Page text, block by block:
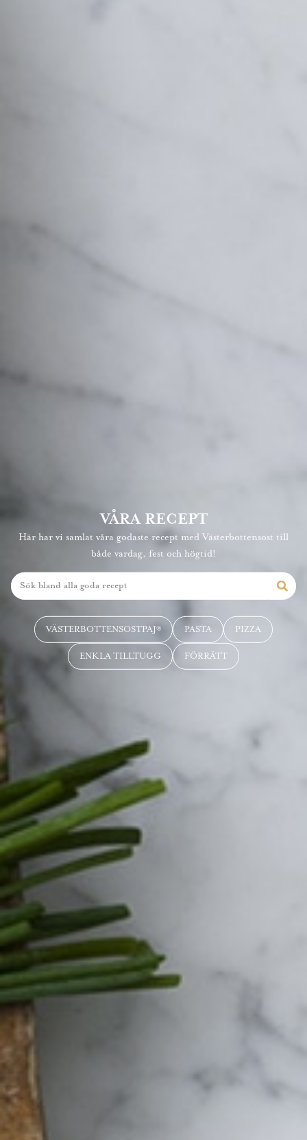
VÅRA RECEPT
Här har vi samlat våra godaste recept med Västerbottensost till
både vardag, fest och högtid!
VÄSTERBOTTENSOSTPAJ® PASTA PIZZA
ENKLA TILLTUGG FÖRRÄTT